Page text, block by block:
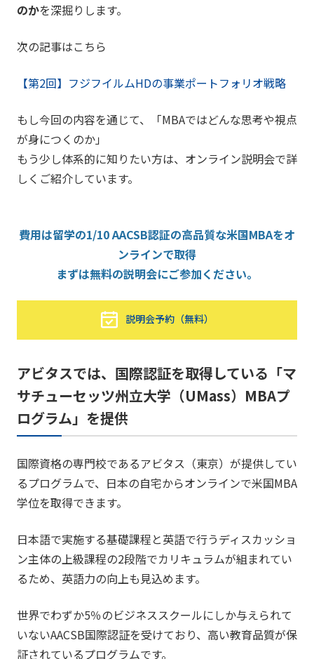
のかを深掘りします。
次の記事はこちら
【第2回】フジフイルムHDの事業ポートフォリオ戦略
もし今回の内容を通じて、「MBAではどんな思考や視点
が身につくのか」
もう少し体系的に知りたい方は、オンライン説明会で詳
しくご紹介しています。
費用は留学の1/10 AACSB認証の高品質な米国MBAをオ
ンラインで取得
まずは無料の説明会にご参加ください。
説明会予約（無料）
アビタスでは、国際認証を取得している「マ
サチューセッツ州立大学（UMass）MBAプ
ログラム」を提供
国際資格の専門校であるアビタス（東京）が提供してい
るプログラムで、日本の自宅からオンラインで米国MBA
学位を取得できます。
日本語で実施する基礎課程と英語で行うディスカッショ
ン主体の上級課程の2段階でカリキュラムが組まれてい
るため、英語力の向上も見込めます。
世界でわずか5％のビジネススクールにしか与えられて
いないAACSB国際認証を受けており、高い教育品質が保
証されているプログラムです。